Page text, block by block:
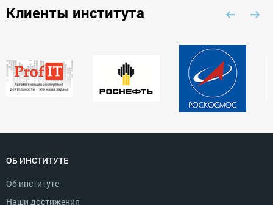
Клиенты института
ОБ ИНСТИТУТЕ
Об институте
Наши достижения